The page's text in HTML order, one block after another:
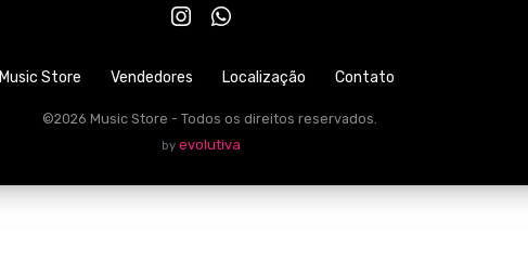
Music Store Vendedores Localização Contato
©2026 Music Store - Todos os direitos reservados.
by evolutiva